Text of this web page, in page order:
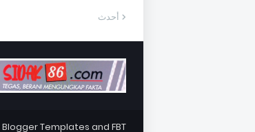
أحدث
Blogger Templates and FBT